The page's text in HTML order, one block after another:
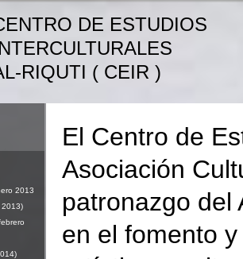
DE ESTUDIOS
RIQUTI ( CEIR )
2013
2013)
El Centro de
Asociación
patronazgo del
en el fomento